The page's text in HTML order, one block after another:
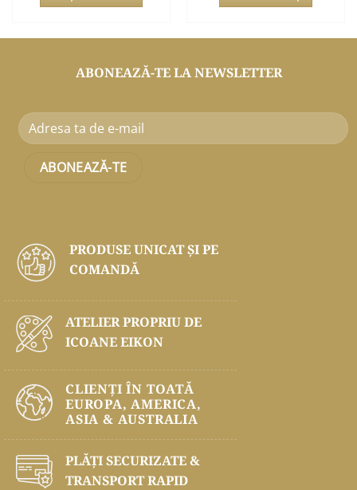
ABONEAZĂ-TE LA NEWSLETTER
PRODUSE UNICAT ŞI PE
COMANDĂ
ATELIER PROPRIU DE
ICOANE EIKON
CLIENȚI ÎN TOATĂ
EUROPA, AMERICA,
ASIA & AUSTRALIA
PLĂŢI SECURIZATE &
TRANSPORT RAPID